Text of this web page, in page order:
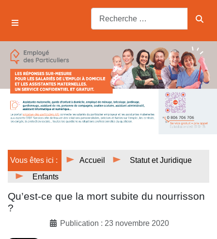
Vous êtes ici : Accueil
Statut et Juridique
Enfants
Qu’est-ce que la mort subite du nourrisson
?
Publication : 23 novembre 2020